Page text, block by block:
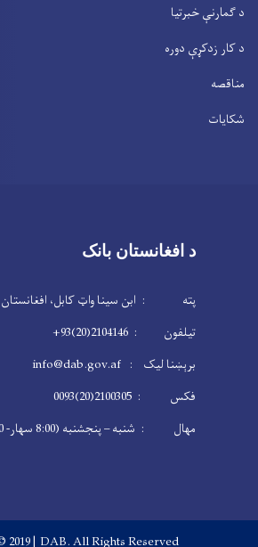
د ګمارنې خبرتیا
د کار زدکړې دوره
مناقصه
شکایات
د افغانستان بانک
پته : ابن سینا واټ کابل، افغانستان
تیلفون : 2104146(20)93+
برېښنا لیک : info@dab.gov.af
فکس : 2100305(20)0093
مهال : شنبه – پنجشنبه (8:00 سهار- 4:00 وروسته له غرمې)
| DAB. All Rights Reserved